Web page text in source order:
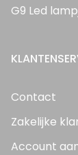
G9 Led
Contact
Zakelijke
Account